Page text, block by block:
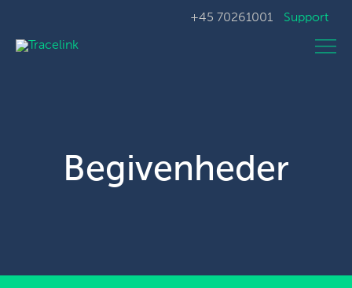
+45 70261001 Support
Begivenheder